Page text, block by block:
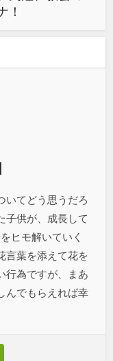
！
いてどう思うだろ
子供が、成長して
ヒモ解いていく
言葉を添えて花を
行為ですが、まあ
んでもらえれば幸